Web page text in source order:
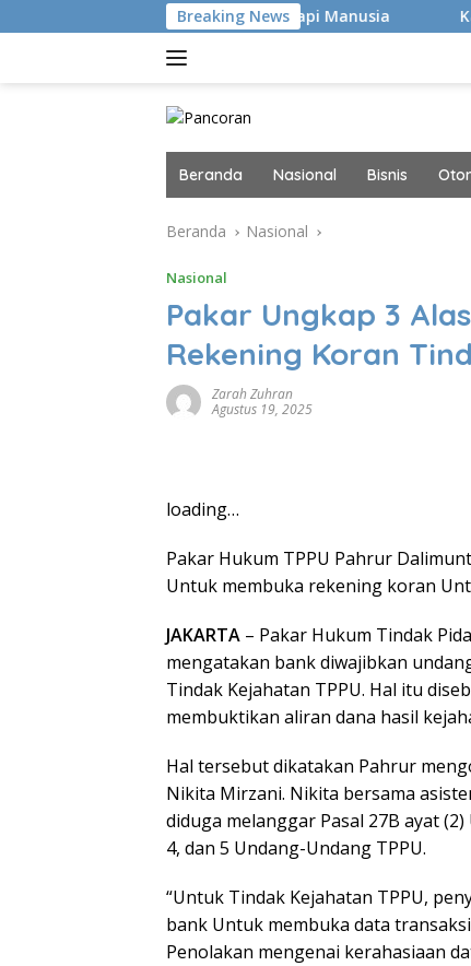
ke
Breaking News
Hacker Canggih, tapi Manusia Kaki Pegal Para
Beranda Nasional Bisnis
Beranda Nasional
Nasional
Pakar Ungkap 3
Rekening Koran
Zarah Zuhran
Agustus 19, 2025
loading…
Pakar Hukum TPPU Pahrur
Untuk membuka rekening koran
JAKARTA – Pakar Hukum Tindak
mengatakan bank diwajibkan
Tindak Kejahatan TPPU. Hal itu
membuktikan aliran dana hasil
Hal tersebut dikatakan Pahrur
Nikita Mirzani. Nikita bersama
diduga melanggar Pasal 27B ayat
4, dan 5 Undang-Undang TPPU.
“Untuk Tindak Kejahatan TPPU,
bank Untuk membuka data
Penolakan mengenai kerahasiaan